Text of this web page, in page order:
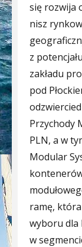
się rozwija
nisz
z
zakładu
pod
Przychody
PLN, a w
Modular
ramę,
wyboru dla
w